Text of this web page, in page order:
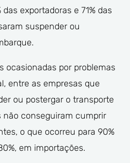
exportadoras e 71% das
suspender ou
ocasionadas por problemas
entre as empresas que
ou postergar o transporte
não conseguiram cumprir
o que ocorreu para 90%
em importações.